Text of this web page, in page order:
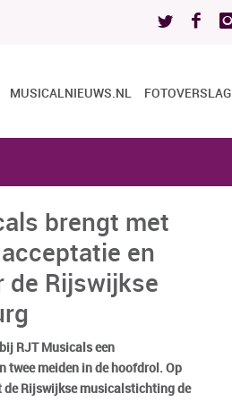
MUSICALNIEUWS.NL FOTOVERSLAG
brengt met
en
de Rijswijkse
RJT Musicals een
twee meiden in de hoofdrol. Op
de Rijswijkse musicalstichting de